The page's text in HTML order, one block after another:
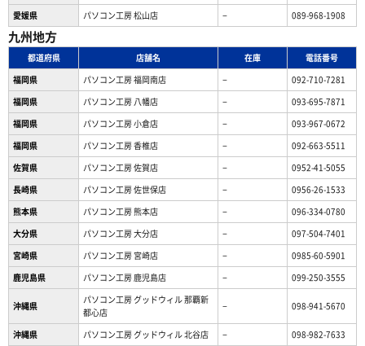
愛媛県
パソコン工房 松山店 − 089-968-1908
九州地方
都道府県 店舗名 在庫
電話番号
福岡県
パソコン工房 福岡南店 −
092-710-7281
福岡県
パソコン工房 八幡店 −
093-695-7871
福岡県
パソコン工房 小倉店 −
093-967-0672
福岡県
パソコン工房 香椎店 −
092-663-5511
佐賀県
パソコン工房 佐賀店 −
0952-41-5055
長崎県
パソコン工房 佐世保店 −
0956-26-1533
熊本県
パソコン工房 熊本店 −
096-334-0780
大分県
パソコン工房 大分店 −
097-504-7401
宮崎県
パソコン工房 宮崎店 −
0985-60-5901
鹿児島県
パソコン工房 鹿児島店 − 099-250-3555
沖縄県
パソコン工房 グッドウィル 那覇新
都心店
− 098-941-5670
沖縄県 パソコン工房 グッドウィル 北谷店 − 098-982-7633